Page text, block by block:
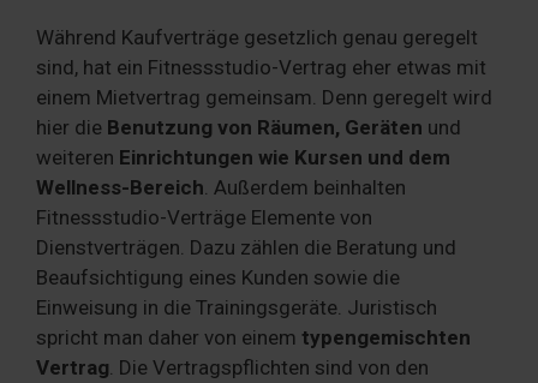
Während Kaufverträge gesetzlich genau geregelt
sind, hat ein Fitnessstudio-Vertrag eher etwas mit
einem Mietvertrag gemeinsam. Denn geregelt wird
hier die Benutzung von Räumen, Geräten und
weiteren Einrichtungen wie Kursen und dem
Wellness-Bereich . Außerdem beinhalten
Fitnessstudio-Verträge Elemente von
Dienstverträgen. Dazu zählen die Beratung und
Beaufsichtigung eines Kunden sowie die
Einweisung in die Trainingsgeräte. Juristisch
spricht man daher von einem typengemischten
Vertrag . Die Vertragspflichten sind von den